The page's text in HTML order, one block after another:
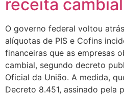
receita cambial
O governo federal voltou
alíquotas de PIS e Cofins
financeiras que as empresas
cambial, segundo decreto
Oficial da União. A medida,
Decreto 8.451, assinado pela